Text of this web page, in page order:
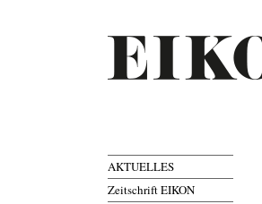
AKTUELLES
Zeitschrift EIKON